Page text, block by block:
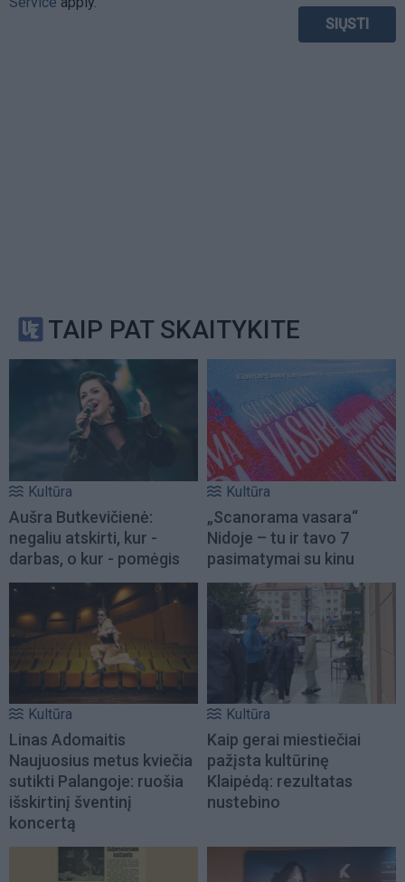
TAIP PAT SKAITYKITE
Kultūra
Aušra Butkevičienė:
negaliu atskirti, kur -
darbas, o kur - pomėgis
Kultūra
„Scanorama vasara“
Nidoje – tu ir tavo 7
pasimatymai su kinu
Kultūra
Linas Adomaitis
Naujuosius metus kviečia
sutikti Palangoje: ruošia
išskirtinį šventinį
koncertą
Kultūra
Kaip gerai miestiečiai
pažįsta kultūrinę
Klaipėdą: rezultatas
nustebino